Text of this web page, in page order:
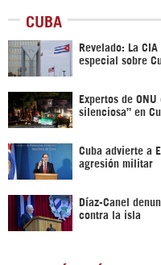
CUBA
Revelado: La
especial sobre
Expertos de
silenciosa” en
Cuba advierte a
agresión militar
Díaz-Canel
contra la isla